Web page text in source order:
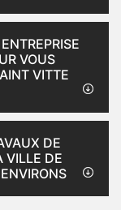
VOUS
VITTE
DE
VILLE DE